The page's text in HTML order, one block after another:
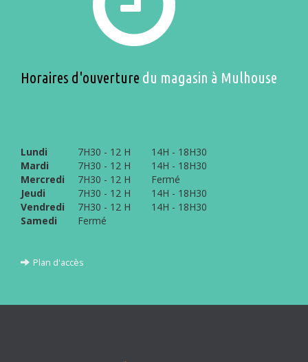
Horaires d'ouverture du magasin à Mulhouse
Lundi 7H30 - 12 H
14H - 18H30
Mardi
7H30 - 12 H
14H - 18H30
Mercredi
7H30 - 12 H
Fermé
Jeudi
7H30 - 12 H
14H - 18H30
Vendredi
7H30 - 12 H
14H - 18H30
Samedi
Fermé
Plan d'accès